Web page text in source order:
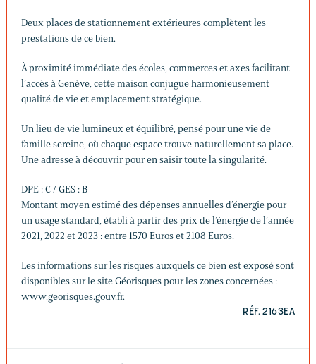
Deux places de stationnement extérieures complètent les
prestations de ce bien.
À proximité immédiate des écoles, commerces et axes facilitant
l’accès à Genève, cette maison conjugue harmonieusement
qualité de vie et emplacement stratégique.
Un lieu de vie lumineux et équilibré, pensé pour une vie de
famille sereine, où chaque espace trouve naturellement sa place.
Une adresse à découvrir pour en saisir toute la singularité.
DPE : C / GES : B
Montant moyen estimé des dépenses annuelles d’énergie pour
un usage standard, établi à partir des prix de l’énergie de l’année
2021, 2022 et 2023 : entre 1570 Euros et 2108 Euros.
Les informations sur les risques auxquels ce bien est exposé sont
disponibles sur le site Géorisques pour les zones concernées :
www.georisques.gouv.fr.
RÉF. 2163EA